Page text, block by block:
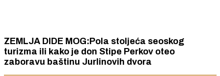
ZEMLJA DIDE MOG:Pola stoljeća seoskog
turizma ili kako je don Stipe Perkov oteo
zaboravu baštinu Jurlinovih dvora